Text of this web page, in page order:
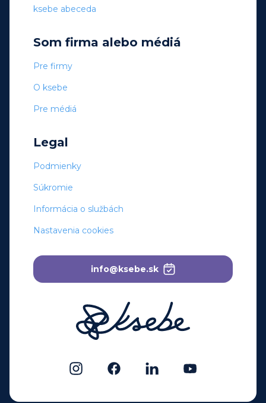
ksebe abeceda
Som firma alebo médiá
Pre firmy
O ksebe
Pre médiá
Legal
Podmienky
Súkromie
Informácia o službách
Nastavenia cookies
info@ksebe.sk